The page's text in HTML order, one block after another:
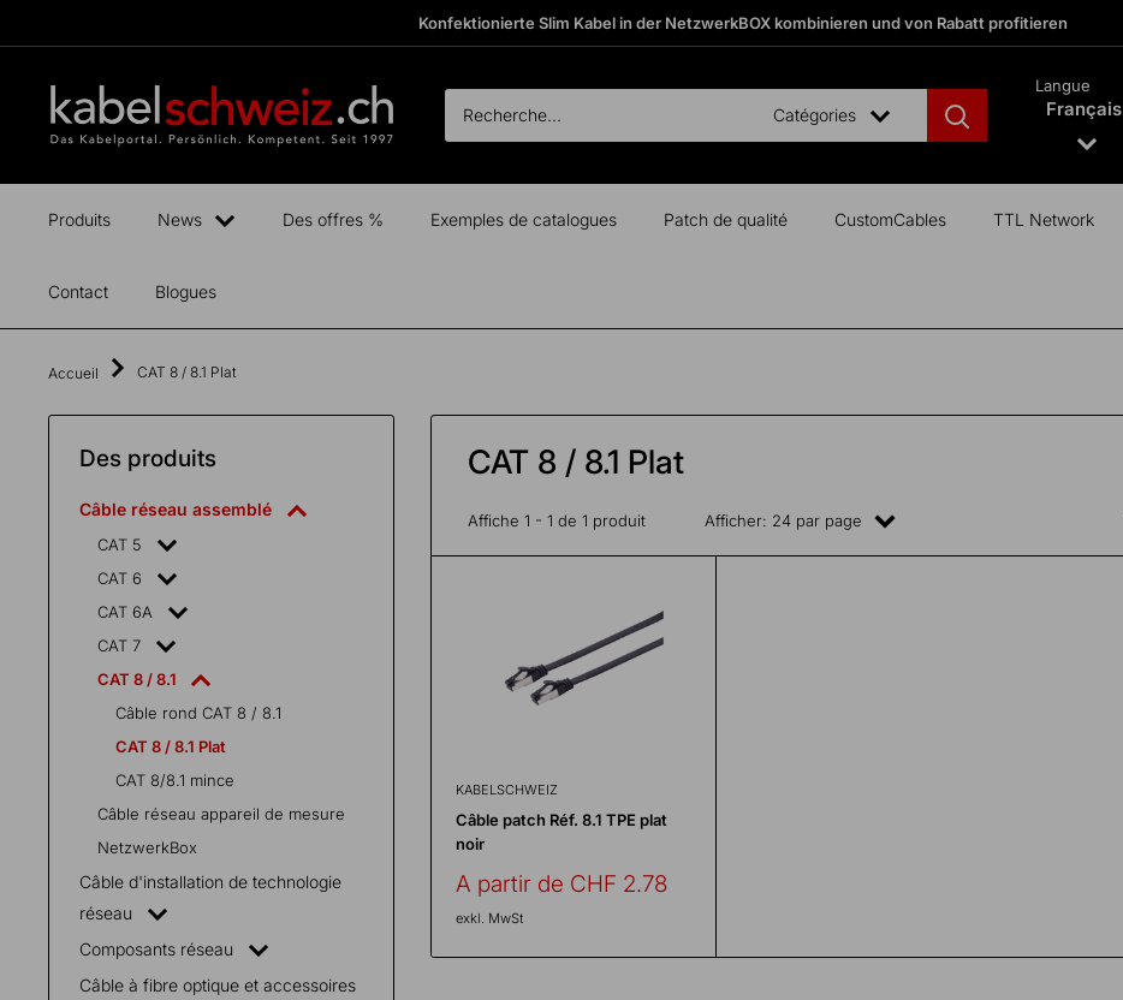
au
exkl.
CHF0.00
Fächer
Fertige
Boxen
anzeigen
Konfektionierte Slim Kabel in der NetzwerkBOX kombinieren und von Rabatt profitieren
kabelschweiz
Catégories
Langue
Français
Produits News Des offres % Exemples de catalogues Patch de qualité CustomCables TTL Network
Contact Blogues
Accueil CAT 8 / 8.1 Plat
Des produits
Câble réseau assemblé
CAT 5
CAT 6
CAT 6A
CAT 7
CAT 8 / 8.1
Câble rond CAT 8 / 8.1
CAT 8 / 8.1 Plat
CAT 8/8.1 mince
Câble réseau appareil de mesure
NetzwerkBox
Câble d'installation de technologie
réseau
Composants réseau
Câble à fibre optique et accessoires
CAT 8 / 8.1 Plat
Affiche 1 - 1 de 1 produit Afficher: 24 par page
KABELSCHWEIZ
Câble patch Réf. 8.1 TPE plat
noir
Prix
réduit
A partir de CHF 2.78
exkl. MwSt